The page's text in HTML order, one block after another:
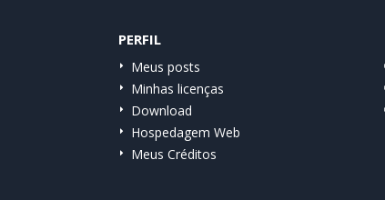
PERFIL
Meus posts
Minhas licenças
Download
Hospedagem Web
Meus Créditos